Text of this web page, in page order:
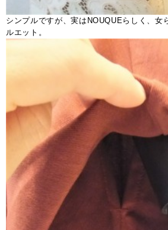
シンプルですが、実はNOUQUEらしく、女
ルエット。